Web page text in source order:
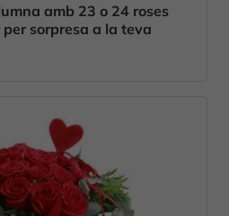
amb 23 o 24 roses
sorpresa a la teva